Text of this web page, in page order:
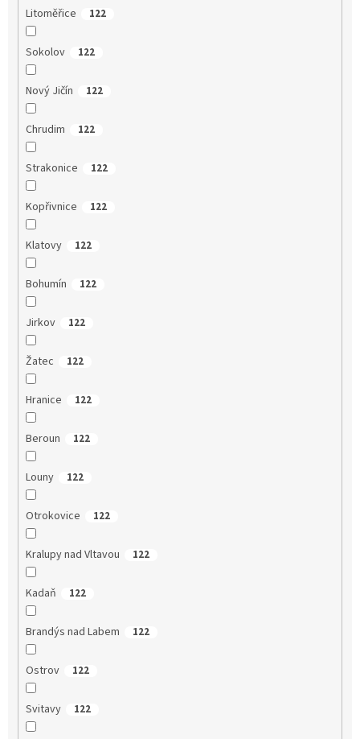
Litoměřice 122
Sokolov 122
Nový Jičín 122
Chrudim 122
Strakonice 122
Kopřivnice 122
Klatovy 122
Bohumín 122
Jirkov 122
Žatec 122
Hranice 122
Beroun 122
Louny 122
Otrokovice 122
Kralupy nad Vltavou 122
Kadaň 122
Brandýs nad Labem 122
Ostrov 122
Svitavy 122